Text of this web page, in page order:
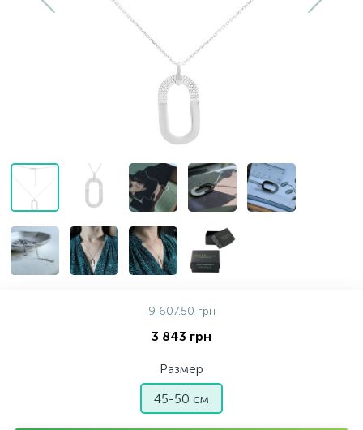
9 607.50 грн
3 843 грн
Размер
45-50 см
Серебряные колье
Серебряные цепочки
Серебряные аксессуары
Серебряные сувениры